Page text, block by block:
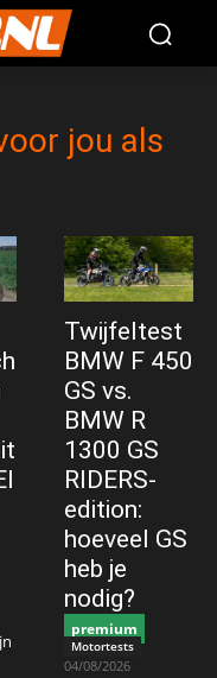
jou als
Twijfeltest
BMW F 450
GS vs.
BMW R
1300 GS
RIDERS-
edition:
hoeveel GS
heb je
nodig?
premium
Motortests
04/08/2026